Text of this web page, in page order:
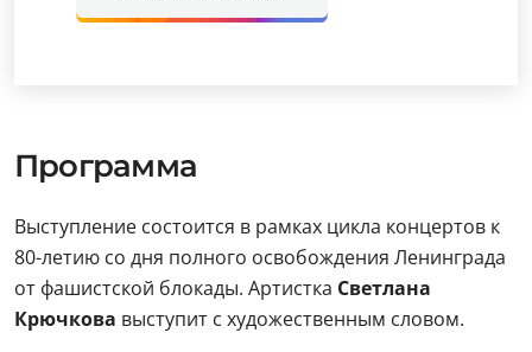
Программа
Выступление состоится в рамках цикла концертов к
80-летию со дня полного освобождения Ленинграда
от фашистской блокады. Артистка Светлана
Крючкова выступит с художественным словом.